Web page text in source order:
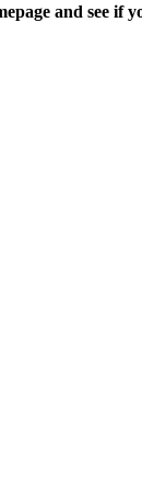
and see if